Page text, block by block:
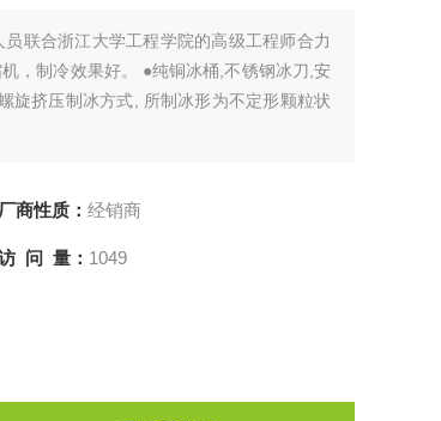
联合浙江大学工程学院的高级工程师合力
，制冷效果好。 ●纯铜冰桶,不锈钢冰刀,安
旋挤压制冰方式, 所制冰形为不定形颗粒状
厂商性质： 经销商
问 量： 1049